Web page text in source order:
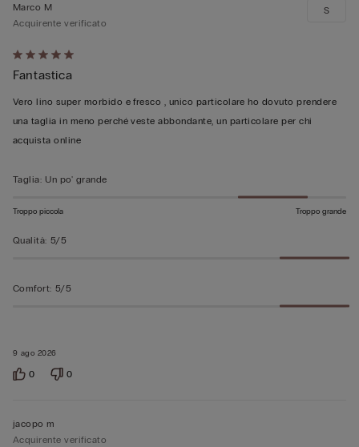
Valutato
5
su
5
9 ago 2026
Marco M
Acquirente verificato
Fantastica
Vero lino super morbido e fresco , unico particolare ho dovuto prendere
una taglia in meno perché veste abbondante, un particolare per chi
acquista online
S
Taglia: Un po' grande
Troppo piccola Troppo grande
Qualità: 5/5
Comfort: 5/5
0 0
jacopo m
Acquirente verificato